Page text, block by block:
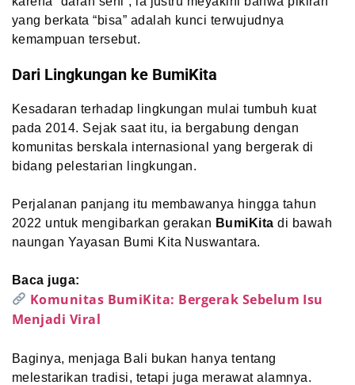
yang berkata “bisa” adalah kunci terwujudnya
kemampuan tersebut.
Dari Lingkungan ke BumiKita
Kesadaran terhadap lingkungan mulai tumbuh kuat
pada 2014. Sejak saat itu, ia bergabung dengan
komunitas berskala internasional yang bergerak di
bidang pelestarian lingkungan.
Perjalanan panjang itu membawanya hingga tahun
2022 untuk mengibarkan gerakan BumiKita di bawah
naungan Yayasan Bumi Kita Nuswantara.
Baca juga:
Komunitas BumiKita: Bergerak Sebelum Isu
Menjadi Viral
Baginya, menjaga Bali bukan hanya tentang
melestarikan tradisi, tetapi juga merawat alamnya.